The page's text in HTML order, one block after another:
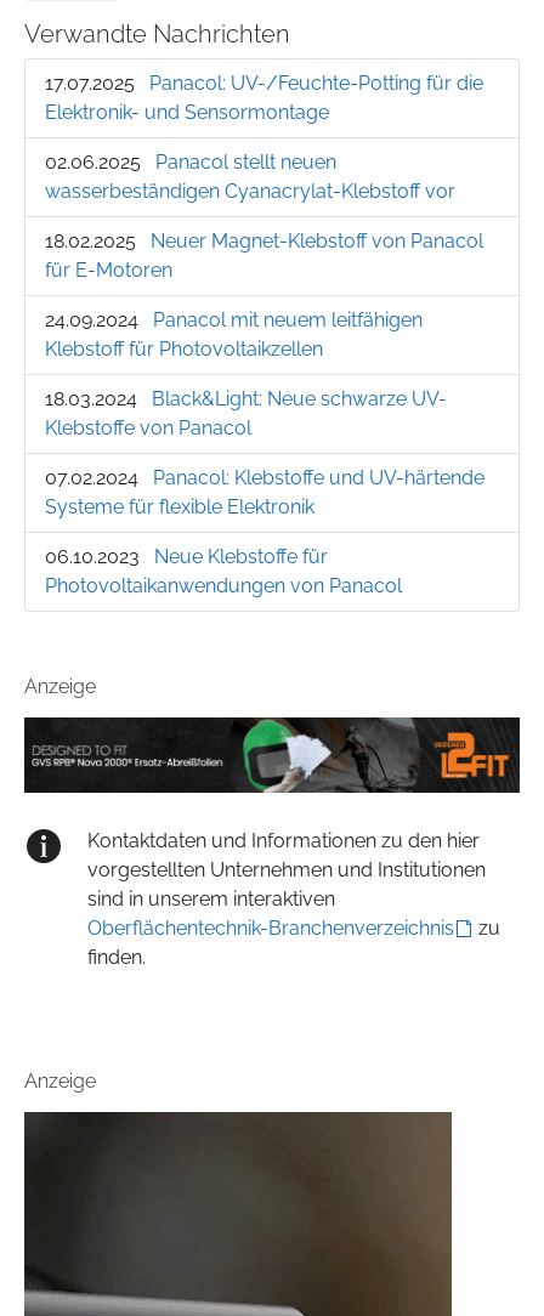
Verwandte Nachrichten
17.07.2025
Panacol: UV-/Feuchte-Potting für die
Elektronik- und Sensormontage
02.06.2025
Panacol stellt neuen
wasserbeständigen Cyanacrylat-Klebstoff vor
18.02.2025
Neuer Magnet-Klebstoff von Panacol
für E-Motoren
24.09.2024
Panacol mit neuem leitfähigen
Klebstoff für Photovoltaikzellen
18.03.2024
Black&Light: Neue schwarze UV-
Klebstoffe von Panacol
07.02.2024
Panacol: Klebstoffe und UV-härtende
Systeme für flexible Elektronik
06.10.2023
Neue Klebstoffe für
Photovoltaikanwendungen von Panacol
Anzeige
Kontaktdaten und Informationen zu den hier
vorgestellten Unternehmen und Institutionen
sind in unserem interaktiven
Oberflächentechnik-Branchenverzeichnis
zu
finden.
Anzeige